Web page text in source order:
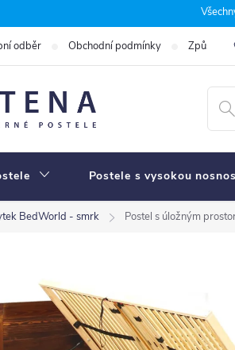
odběr Obchodní podmínky Způsoby
Postele s vysokou
BedWorld - smrk Postel s úložným